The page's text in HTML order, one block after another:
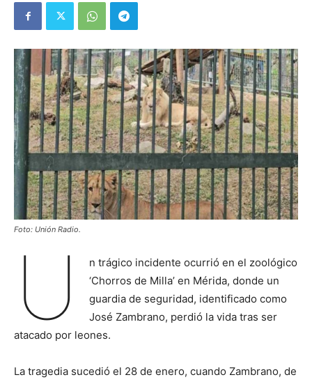
Foto: Unión Radio.
U
n trágico incidente ocurrió en el zoológico
‘Chorros de Milla’ en Mérida, donde un
guardia de seguridad, identificado como
José Zambrano, perdió la vida tras ser
atacado por leones.
La tragedia sucedió el 28 de enero, cuando Zambrano, de